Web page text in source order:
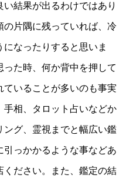
結果が出るわけではあり
の片隅に残っていれば、冷
なったりすると思いま
た時、何か背中を押して
ていることが多いのも事実
手相、タロット占いなどか
ング、霊視までと幅広い鑑
っかかるような事などあ
ください。また、鑑定の結